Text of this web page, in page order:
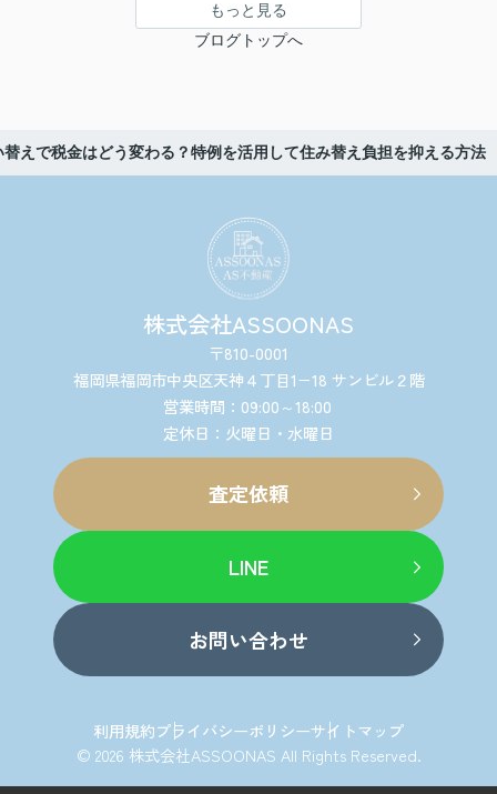
もっと見る
ブログトップへ
えで税金はどう変わる？特例を活用して住み替え負担を抑える方法
株式会社ASSOONAS
〒810-0001
福岡県福岡市中央区天神４丁目1−18 サンビル２階
営業時間：09:00～18:00
定休日：火曜日・水曜日
査定依頼
LINE
お問い合わせ
利用規約プライバシーポリシーサイトマップ
© 2026 株式会社ASSOONAS All Rights Reserved.